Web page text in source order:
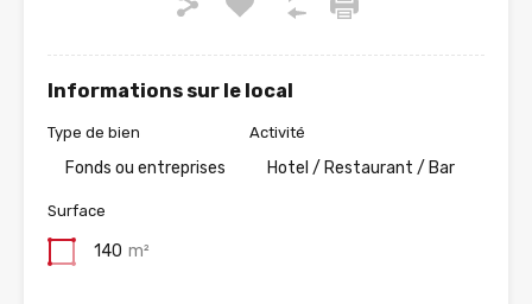
Informations sur le local
Type de bien
Fonds ou entreprises
Activité
Hotel / Restaurant / Bar
Surface
140 m²